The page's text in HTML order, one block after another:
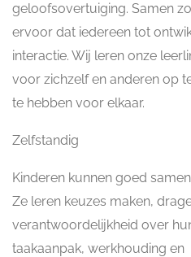
geloofsovertuiging. Samen
ervoor dat iedereen tot
interactie. Wij leren onze
voor zichzelf en anderen op
te hebben voor elkaar.
Zelfstandig
Kinderen kunnen goed
Ze leren keuzes maken,
verantwoordelijkheid over
taakaanpak, werkhouding en